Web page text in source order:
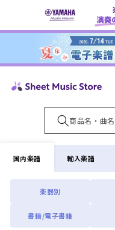
ンツに
国内楽譜
楽器別
書籍/電子書籍
輸入楽譜